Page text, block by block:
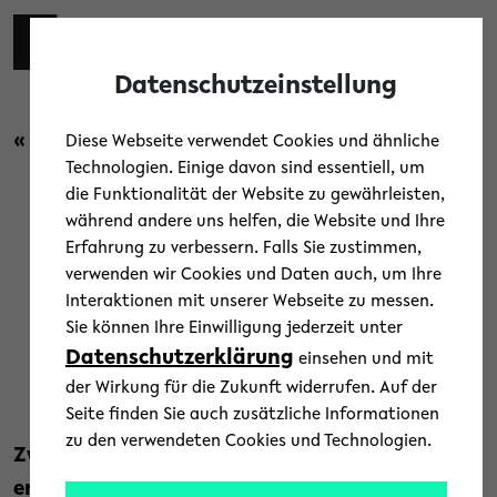
Skip to main content
« Zurück zur Übersicht
Campus/ Forschung/ Menschen News
Freigeist-Fellowships für zwei
Bielefelder Forschende
12. Mai 2022
Text: Maria Berentzen
Zwei Forschende der Universität Bielefeld
erhalten Freigeist-Fellowships der
Datenschutzeinstellung
Diese Webseite verwendet Cookies und ähnliche
Technologien. Einige davon sind essentiell, um
die Funktionalität der Website zu gewährleisten,
während andere uns helfen, die Website und Ihre
Erfahrung zu verbessern. Falls Sie zustimmen,
verwenden wir Cookies und Daten auch, um Ihre
Interaktionen mit unserer Webseite zu messen.
Sie können Ihre Einwilligung jederzeit unter
Datenschutzerklärung einsehen und mit
der Wirkung für die Zukunft widerrufen. Auf der
Seite finden Sie auch zusätzliche Informationen
zu den verwendeten Cookies und Technologien.